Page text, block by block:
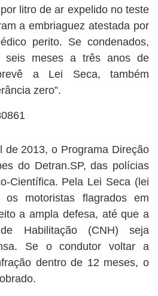
litro de ar expelido no teste
a embriaguez atestada por
perito. Se condenados,
seis meses a três anos de
a Lei Seca, também
zero”.
de 2013, o Programa Direção
do Detran.SP, das polícias
Científica. Pela Lei Seca (lei
os motoristas flagrados em
a ampla defesa, até que a
Habilitação (CNH) seja
Se o condutor voltar a
dentro de 12 meses, o